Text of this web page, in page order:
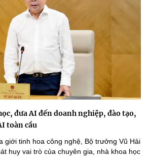
đưa AI đến doanh nghiệp, đào tạo,
toàn cầu
giới tinh hoa công nghệ, Bộ trưởng Vũ Hải
huy vai trò của chuyên gia, nhà khoa học